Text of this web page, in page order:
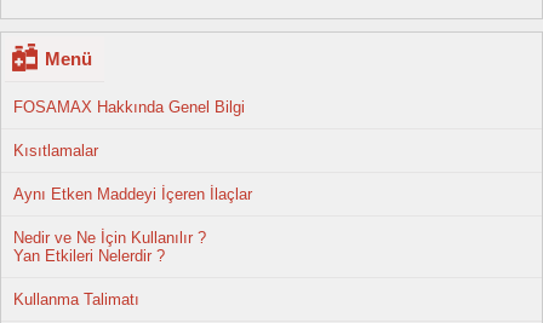
Menü
FOSAMAX Hakkında Genel Bilgi
Kısıtlamalar
Aynı Etken Maddeyi İçeren İlaçlar
Nedir ve Ne İçin Kullanılır ?
Yan Etkileri Nelerdir ?
Kullanma Talimatı